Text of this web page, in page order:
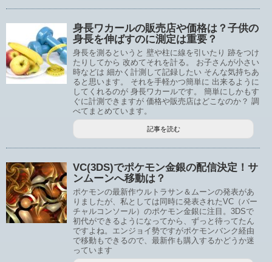
身長ワカールの販売店や価格は？子供の
身長を伸ばすのに測定は重要？
身長を測るというと 壁や柱に線を引いたり 跡をつけ
たりしてから 改めてそれを計る。 お子さんが小さい
時などは 細かく計測して記録したい そんな気持ちあ
ると思います。 それを手軽かつ簡単に 出来るように
してくれるのが 身長ワカールです。 簡単にしかもす
ぐに計測できますが 価格や販売店はどこなのか？ 調
べてまとめています。
記事を読む
VC(3DS)でポケモン金銀の配信決定！サ
ンムーンへ移動は？
ポケモンの最新作ウルトラサン＆ムーンの発表があ
りましたが、私としては同時に発表されたVC（バー
チャルコンソール）のポケモン金銀に注目。3DSで
初代ができるようになってから、ずっと待ってたん
ですよね。エンジョイ勢ですがポケモンバンク経由
で移動もできるので、最新作も購入するかどうか迷
っています